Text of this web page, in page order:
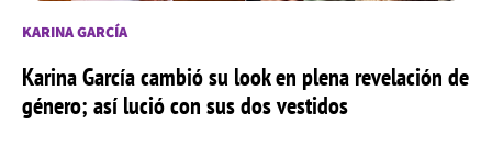
KARINA GARCÍA
Karina García cambió su look en plena revelación de
género; así lució con sus dos vestidos